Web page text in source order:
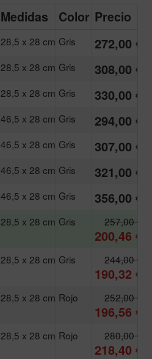
Medidas Color Precio
28,5 x 28 cm Gris 272,00 €
28,5 x 28 cm Gris 308,00 €
28,5 x 28 cm Gris 330,00 €
46,5 x 28 cm Gris 294,00 €
46,5 x 28 cm Gris 307,00 €
46,5 x 28 cm Gris 321,00 €
46,5 x 28 cm Gris 356,00 €
28,5 x 28 cm Gris 257,00 €
200,46 €
28,5 x 28 cm Gris 244,00 €
190,32 €
28,5 x 28 cm Rojo 252,00 €
196,56 €
28,5 x 28 cm Rojo 280,00 €
218,40 €